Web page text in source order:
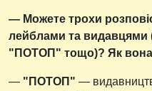
— Можете трохи
лейблами та
"ПОТОП" тощо)? Як вона
— "ПОТОП" —